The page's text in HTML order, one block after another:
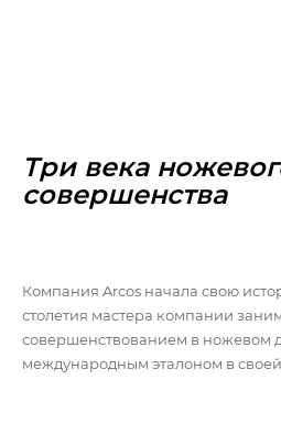
Три века
совершенства
Компания Arcos начала свою
столетия мастера компании
совершенствованием в ножевом
международным эталоном в